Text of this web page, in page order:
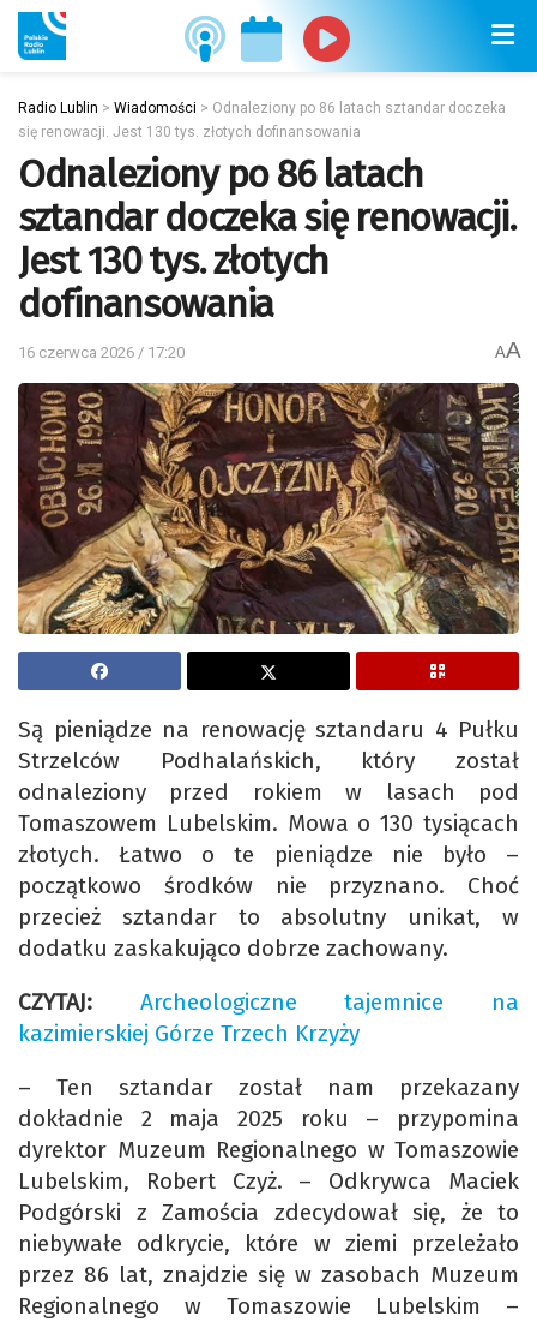
Radio Lublin > Wiadomości > Odnaleziony po 86 latach sztandar doczeka
się renowacji. Jest 130 tys. złotych dofinansowania
Odnaleziony po 86 latach
sztandar doczeka się renowacji.
Jest 130 tys. złotych
dofinansowania
16 czerwca 2026 / 17:20 AA
Są pieniądze na renowację sztandaru 4 Pułku
Strzelców Podhalańskich, który został
odnaleziony przed rokiem w lasach pod
Tomaszowem Lubelskim. Mowa o 130 tysiącach
złotych. Łatwo o te pieniądze nie było –
początkowo środków nie przyznano. Choć
przecież sztandar to absolutny unikat, w
dodatku zaskakująco dobrze zachowany.
CZYTAJ: Archeologiczne tajemnice na
kazimierskiej Górze Trzech Krzyży
– Ten sztandar został nam przekazany
dokładnie 2 maja 2025 roku – przypomina
dyrektor Muzeum Regionalnego w Tomaszowie
Lubelskim, Robert Czyż. – Odkrywca Maciek
Podgórski z Zamościa zdecydował się, że to
niebywałe odkrycie, które w ziemi przeleżało
przez 86 lat, znajdzie się w zasobach Muzeum
Regionalnego w Tomaszowie Lubelskim –